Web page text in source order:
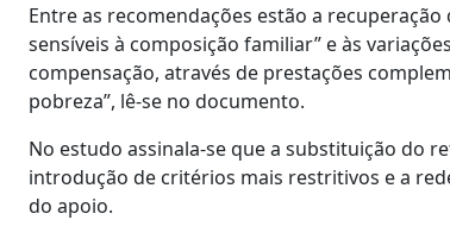
Entre as recomendações estão a
sensíveis à composição familiar” e às
compensação, através de prestações
pobreza”, lê-se no documento.
No estudo assinala-se que a substituição do
introdução de critérios mais restritivos e a
do apoio.